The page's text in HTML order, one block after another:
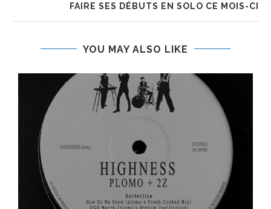
FAIRE SES DÉBUTS EN SOLO CE MOIS-CI
YOU MAY ALSO LIKE